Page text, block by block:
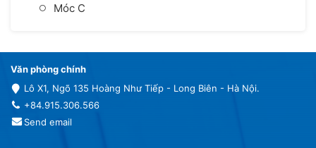
Móc C
Văn phòng chính
Lô X1, Ngõ 135 Hoàng Như Tiếp - Long Biên - Hà Nội.
+84.915.306.566
Send email